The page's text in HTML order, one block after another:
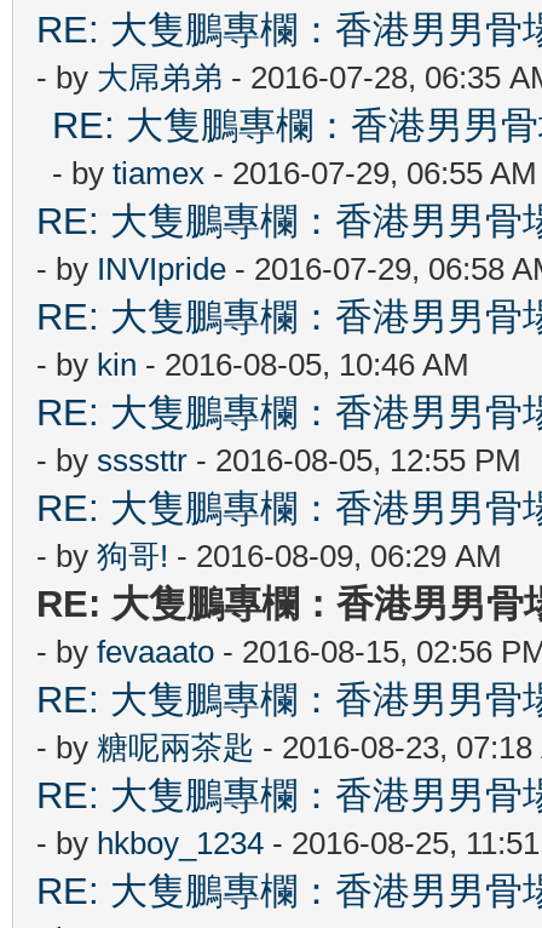
RE: 大隻鵬專欄：香港男男
- by 大屌弟弟 - 2016-07-28, 06:35
RE: 大隻鵬專欄：香港男男
- by tiamex - 2016-07-29, 06:55 AM
RE: 大隻鵬專欄：香港男男
- by INVIpride - 2016-07-29, 06:58
RE: 大隻鵬專欄：香港男男
- by kin - 2016-08-05, 10:46 AM
RE: 大隻鵬專欄：香港男男
- by ssssttr - 2016-08-05, 12:55 PM
RE: 大隻鵬專欄：香港男男
- by 狗哥! - 2016-08-09, 06:29 AM
RE: 大隻鵬專欄：香港男男
- by fevaaato - 2016-08-15, 02:56
RE: 大隻鵬專欄：香港男男
- by 糖呢兩茶匙 - 2016-08-23, 07:18
RE: 大隻鵬專欄：香港男男
- by hkboy_1234 - 2016-08-25,
RE: 大隻鵬專欄：香港男男